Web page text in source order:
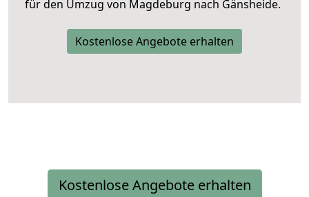
für den Umzug von Magdeburg nach Gänsheide.
Kostenlose Angebote erhalten
Kostenlose Angebote erhalten